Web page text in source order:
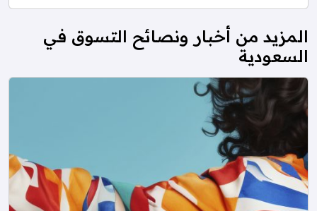
المزيد من أخبار ونصائح التسوق في
السعودية